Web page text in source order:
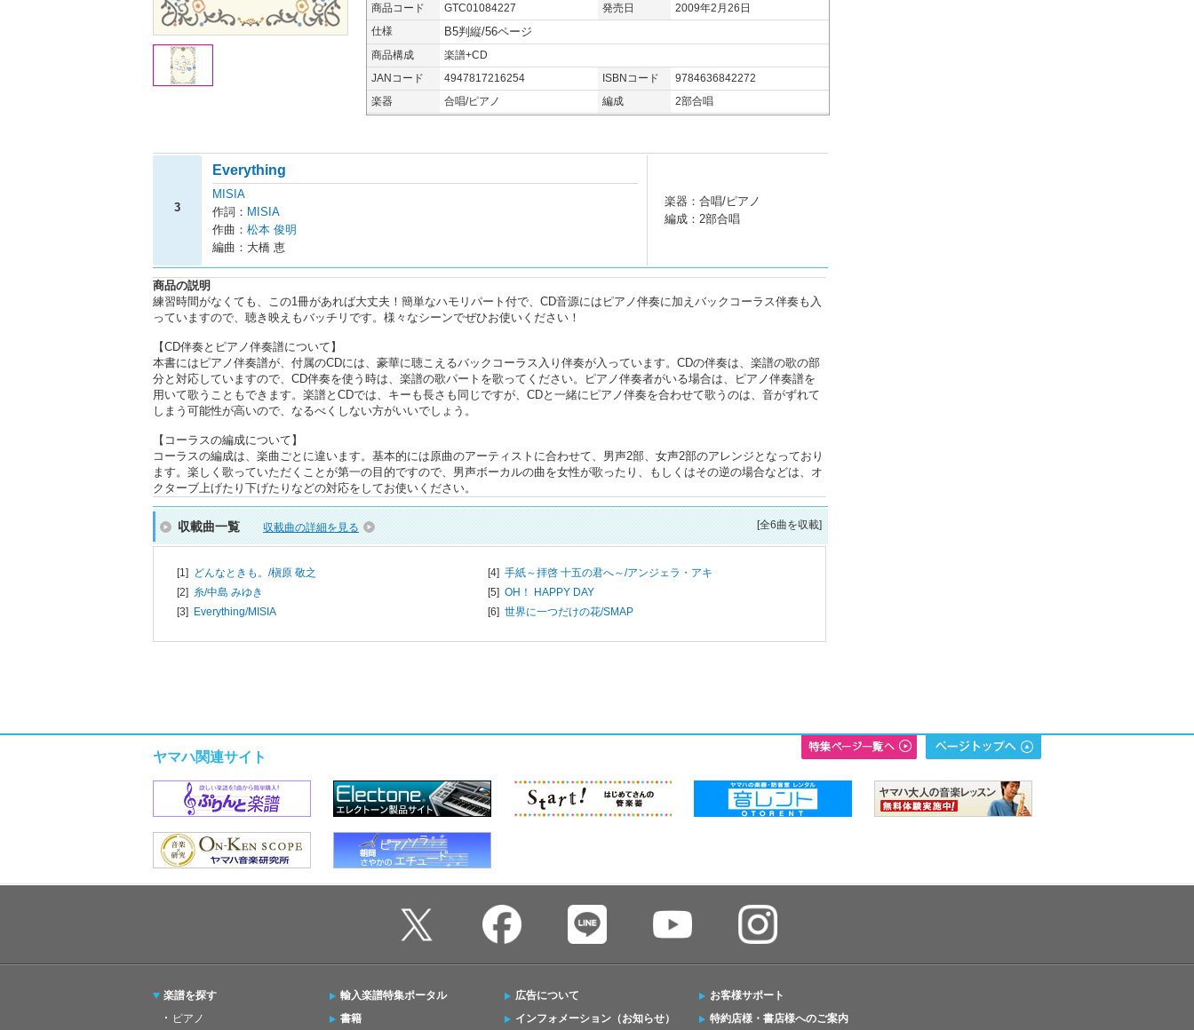
商品コード GTC01084227 発売日
2009年2月26日
仕様
B5判縦/56ページ
商品構成
楽譜+CD
JANコード
4947817216254 ISBNコード
9784636842272
楽器
合唱/ピアノ 編成 2部合唱
3
Everything
MISIA
作詞： MISIA
作曲： 松本 俊明
編曲：大橋 恵
楽器：合唱/ピアノ
編成：2部合唱
商品の説明
練習時間がなくても、この1冊があれば大丈夫！簡単なハモリパート付で、CD音源にはピアノ伴奏に加えバックコーラス伴奏も入
っていますので、聴き映えもバッチリです。様々なシーンでぜひお使いください！
【CD伴奏とピアノ伴奏譜について】
本書にはピアノ伴奏譜が、付属のCDには、豪華に聴こえるバックコーラス入り伴奏が入っています。CDの伴奏は、楽譜の歌の部
分と対応していますので、CD伴奏を使う時は、楽譜の歌パートを歌ってください。ピアノ伴奏者がいる場合は、ピアノ伴奏譜を
用いて歌うこともできます。楽譜とCDでは、キーも長さも同じですが、CDと一緒にピアノ伴奏を合わせて歌うのは、音がずれて
しまう可能性が高いので、なるべくしない方がいいでしょう。
【コーラスの編成について】
コーラスの編成は、楽曲ごとに違います。基本的には原曲のアーティストに合わせて、男声2部、女声2部のアレンジとなっており
ます。楽しく歌っていただくことが第一の目的ですので、男声ボーカルの曲を女性が歌ったり、もしくはその逆の場合などは、オ
クターブ上げたり下げたりなどの対応をしてお使いください。
収載曲一覧 収載曲の詳細を見る [全6曲を収載]
[1] どんなときも。/槇原 敬之
[2] 糸/中島 みゆき
[3] Everything/MISIA
[4] 手紙～拝啓 十五の君へ～/アンジェラ・アキ
[5] OH！ HAPPY DAY
[6] 世界に一つだけの花/SMAP
ヤマハ関連サイト
楽譜を探す
ピアノ
輸入楽譜特集ポータル
書籍
広告について
インフォメーション（お知らせ）
お客様サポート
特約店様・書店様へのご案内